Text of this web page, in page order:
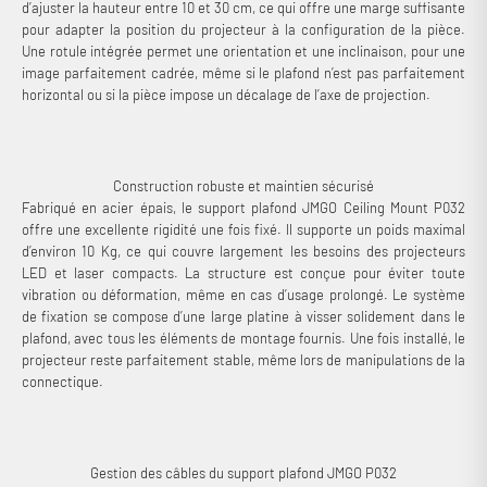
d’ajuster la hauteur entre 10 et 30 cm, ce qui offre une marge suffisante
pour adapter la position du projecteur à la configuration de la pièce.
Une rotule intégrée permet une orientation et une inclinaison, pour une
image parfaitement cadrée, même si le plafond n’est pas parfaitement
horizontal ou si la pièce impose un décalage de l’axe de projection.
Construction robuste et maintien sécurisé
Fabriqué en acier épais, le support plafond JMGO Ceiling Mount P032
offre une excellente rigidité une fois fixé. Il supporte un poids maximal
d’environ 10 Kg, ce qui couvre largement les besoins des projecteurs
LED et laser compacts. La structure est conçue pour éviter toute
vibration ou déformation, même en cas d’usage prolongé. Le système
de fixation se compose d’une large platine à visser solidement dans le
plafond, avec tous les éléments de montage fournis. Une fois installé, le
projecteur reste parfaitement stable, même lors de manipulations de la
connectique.
Gestion des câbles du support plafond JMGO P032